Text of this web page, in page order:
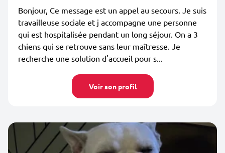
Bonjour, Ce message est un appel au secours. Je suis
travailleuse sociale et j accompagne une personne
qui est hospitalisée pendant un long séjour. On a 3
chiens qui se retrouve sans leur maîtresse. Je
recherche une solution d'accueil pour s...
Voir son profil